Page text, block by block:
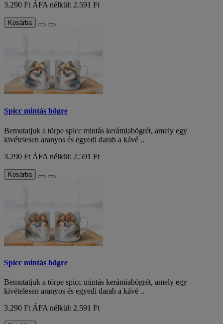
3.290 Ft ÁFA nélkül: 2.591 Ft
Kosárba
Spicc mintás bögre
Bemutatjuk a törpe spicc mintás kerámiabögrét, amely egy
kivételesen aranyos és egyedi darab a kávé ..
3.290 Ft ÁFA nélkül: 2.591 Ft
Kosárba
Spicc mintás bögre
Bemutatjuk a törpe spicc mintás kerámiabögrét, amely egy
kivételesen aranyos és egyedi darab a kávé ..
3.290 Ft ÁFA nélkül: 2.591 Ft